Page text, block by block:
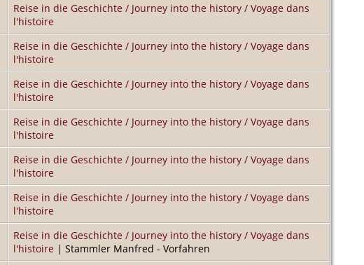
Reise in die Geschichte / Journey into the history / Voyage dans
l'histoire
Reise in die Geschichte / Journey into the history / Voyage dans
l'histoire
Reise in die Geschichte / Journey into the history / Voyage dans
l'histoire
Reise in die Geschichte / Journey into the history / Voyage dans
l'histoire
Reise in die Geschichte / Journey into the history / Voyage dans
l'histoire
Reise in die Geschichte / Journey into the history / Voyage dans
l'histoire
Reise in die Geschichte / Journey into the history / Voyage dans
l'histoire | Stammler Manfred - Vorfahren